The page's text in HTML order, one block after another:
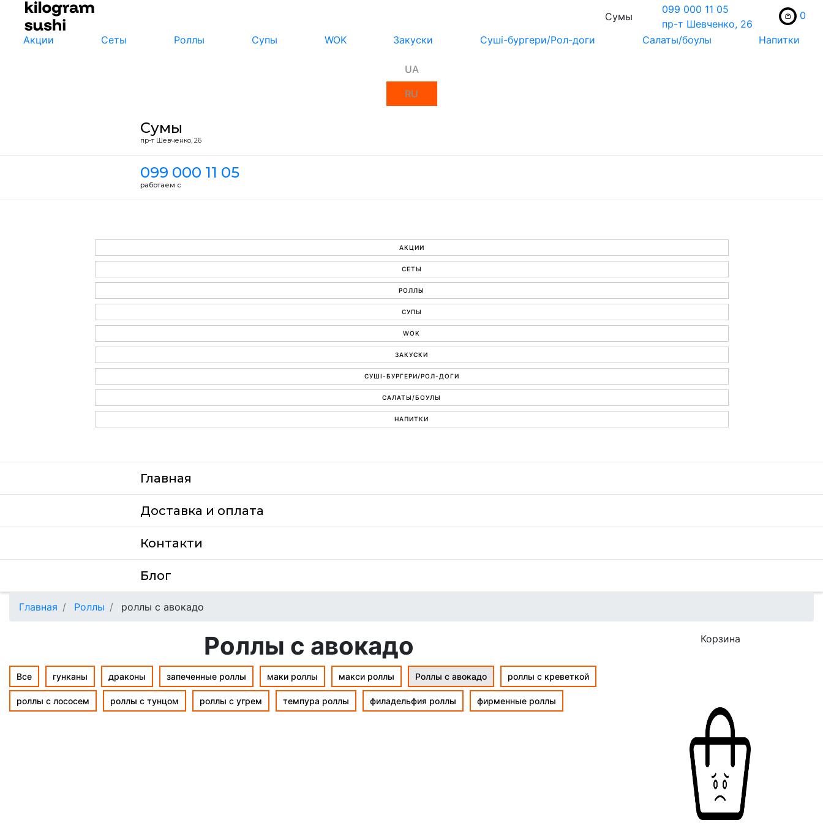
Сумы
099 000 11 05
пр-т Шевченко, 26
0
Акции Сеты Роллы Супы WOK Закуски Суші-бургери/Рол-доги Салаты/боулы Напитки
UA
RU
Сумы
пр-т Шевченко, 26
099 000 11 05
работаем с
АКЦИИ
СЕТЫ
РОЛЛЫ
СУПЫ
WOK
ЗАКУСКИ
СУШІ-БУРГЕРИ/РОЛ-ДОГИ
САЛАТЫ/БОУЛЫ
НАПИТКИ
Главная
Доставка и оплата
Контакти
Блог
Главная Роллы роллы с авокадо
Роллы с авокадо
Все гунканы драконы запеченные роллы маки роллы макси роллы Роллы с авокадо роллы с креветкой
роллы с лососем роллы с тунцом роллы с угрем темпура роллы филадельфия роллы фирменные роллы
Корзина